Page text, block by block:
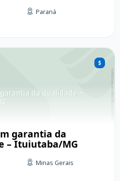
Paraná
garantia da
– Ituiutaba/MG
Minas Gerais